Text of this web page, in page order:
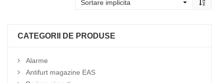
CATEGORII DE PRODUSE
Alarme
Antifurt magazine EAS